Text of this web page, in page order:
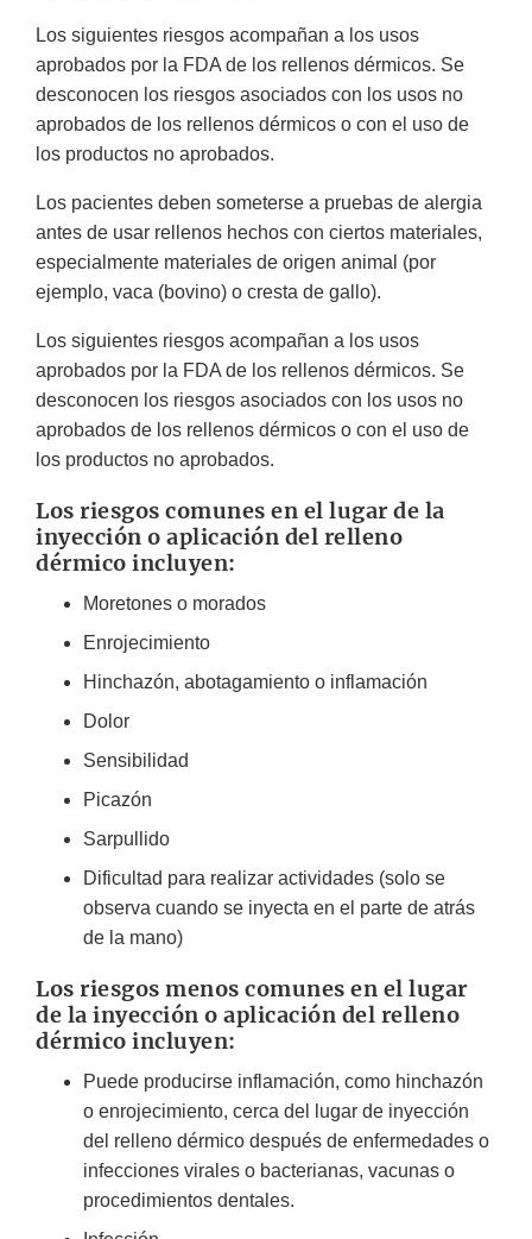
Los siguientes riesgos acompañan a los usos
aprobados por la FDA de los rellenos dérmicos. Se
desconocen los riesgos asociados con los usos no
aprobados de los rellenos dérmicos o con el uso de
los productos no aprobados.
Los pacientes deben someterse a pruebas de alergia
antes de usar rellenos hechos con ciertos materiales,
especialmente materiales de origen animal (por
ejemplo, vaca (bovino) o cresta de gallo).
Los siguientes riesgos acompañan a los usos
aprobados por la FDA de los rellenos dérmicos. Se
desconocen los riesgos asociados con los usos no
aprobados de los rellenos dérmicos o con el uso de
los productos no aprobados.
Los riesgos comunes en el lugar de la
inyección o aplicación del relleno
dérmico incluyen:
Moretones o morados
Enrojecimiento
Hinchazón, abotagamiento o inflamación
Dolor
Sensibilidad
Picazón
Sarpullido
Dificultad para realizar actividades (solo se
observa cuando se inyecta en el parte de atrás
de la mano)
Los riesgos menos comunes en el lugar
de la inyección o aplicación del relleno
dérmico incluyen:
Puede producirse inflamación, como hinchazón
o enrojecimiento, cerca del lugar de inyección
del relleno dérmico después de enfermedades o
infecciones virales o bacterianas, vacunas o
procedimientos dentales.